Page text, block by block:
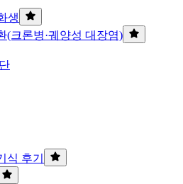
생
(크론병·궤양성 대장염)
식 후기